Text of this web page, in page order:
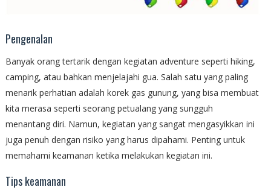
Pengenalan
Banyak orang tertarik dengan kegiatan adventure seperti hiking,
camping, atau bahkan menjelajahi gua. Salah satu yang paling
menarik perhatian adalah korek gas gunung, yang bisa membuat
kita merasa seperti seorang petualang yang sungguh
menantang diri. Namun, kegiatan yang sangat mengasyikkan ini
juga penuh dengan risiko yang harus dipahami. Penting untuk
memahami keamanan ketika melakukan kegiatan ini.
Tips keamanan